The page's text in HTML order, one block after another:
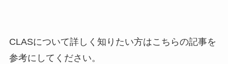
CLASについて詳しく知りたい方はこちらの記事を
参考にしてください。